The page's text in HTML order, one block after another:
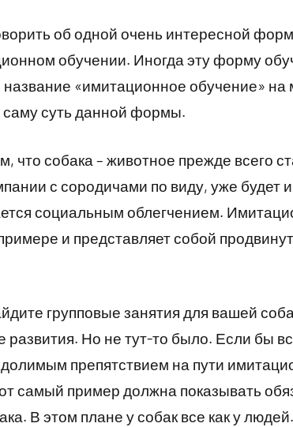
об одной очень интересной
обучении. Иногда эту форму
«имитационное обучение» на
суть данной формы.
что собака – животное прежде всего
с сородичами по виду, уже будет
социальным облегчением.
и представляет собой
групповые занятия для вашей
развития. Но не тут-то было. Если бы
препятствием на пути
самый пример должна показывать
В этом плане у собак все как у